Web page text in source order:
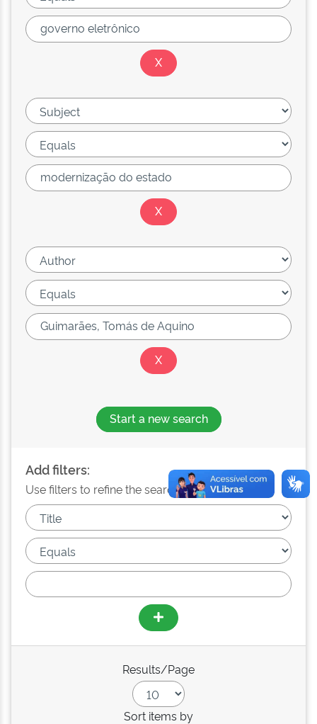
Start a new search
Add filters:
Use filters to refine the search results.
Results/Page
Sort items by